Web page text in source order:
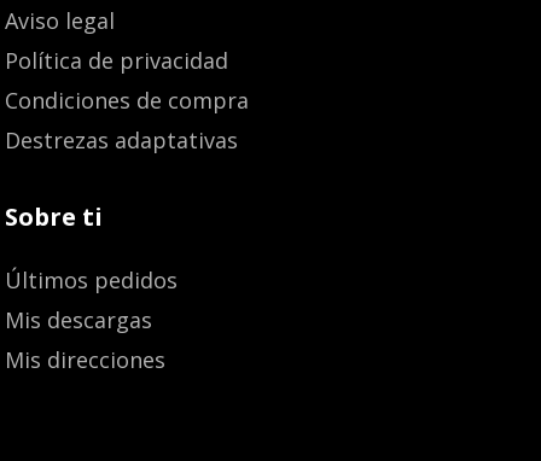
Aviso legal
Política de privacidad
Condiciones de compra
Destrezas adaptativas
Sobre ti
Últimos pedidos
Mis descargas
Mis direcciones